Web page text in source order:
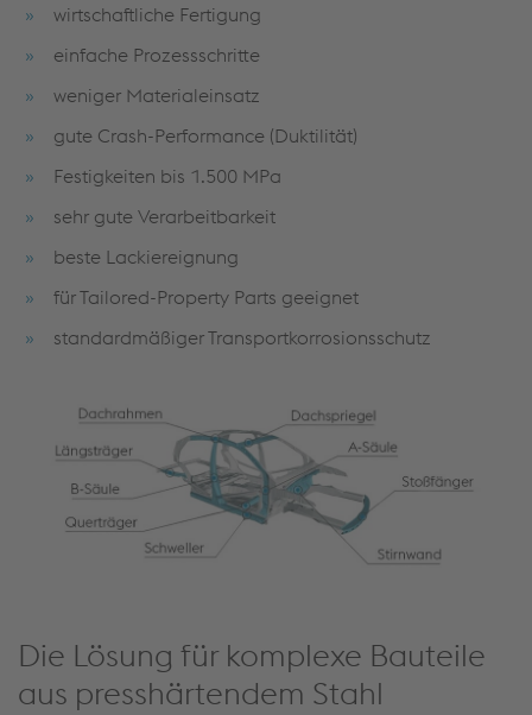
wirtschaftliche Fertigung
einfache Prozessschritte
weniger Materialeinsatz
gute Crash-Performance (Duktilität)
Festigkeiten bis 1.500 MPa
sehr gute Verarbeitbarkeit
beste Lackiereignung
für Tailored-Property Parts geeignet
standardmäßiger Transportkorrosionsschutz
Die Lösung für komplexe Bauteile
aus presshärtendem Stahl